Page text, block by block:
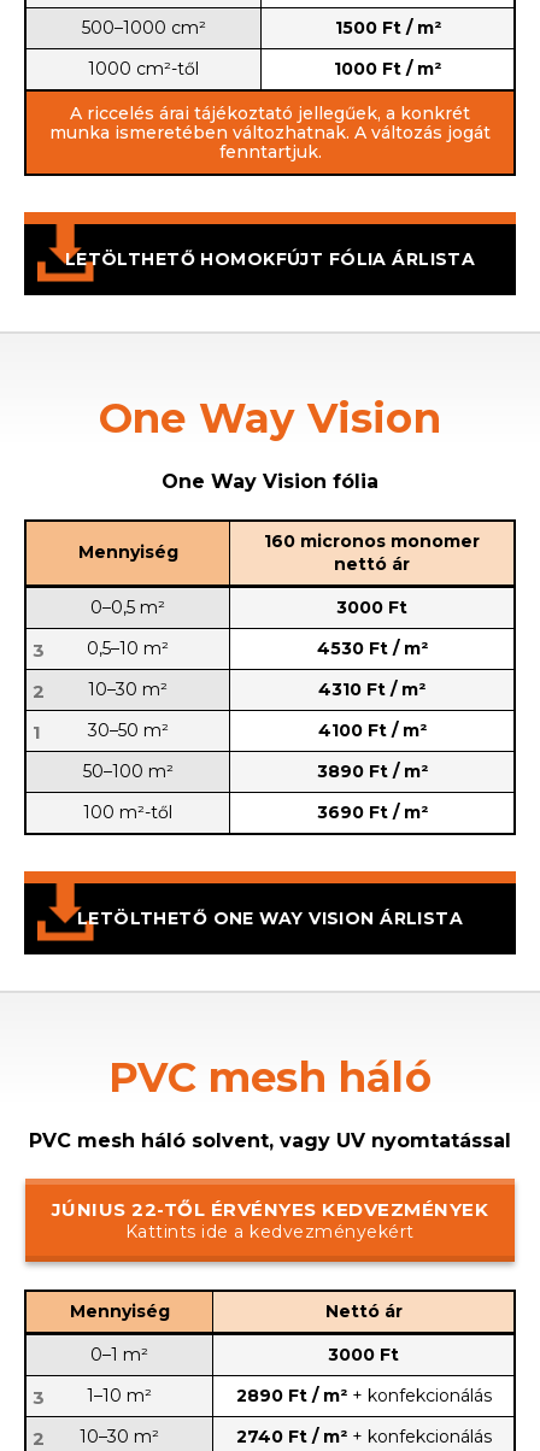
500–1000 cm²
1500 Ft / m²
1000 cm²-től
1000 Ft / m²
A riccelés árai tájékoztató jellegűek, a konkrét
munka ismeretében változhatnak. A változás jogát
fenntartjuk.
LETÖLTHETŐ HOMOKFÚJT FÓLIA ÁRLISTA
One Way Vision
One Way Vision fólia
Mennyiség
160 micronos monomer
nettó ár
0–0,5 m²
3000 Ft
3 0,5–10 m² 4530 Ft / m²
2 10–30 m² 4310 Ft / m²
1 30–50 m²
4100 Ft / m²
50–100 m²
3890 Ft / m²
100 m²-től
3690 Ft / m²
LETÖLTHETŐ ONE WAY VISION ÁRLISTA
PVC mesh háló
PVC mesh háló solvent, vagy UV nyomtatással
JÚNIUS 22-TŐL ÉRVÉNYES KEDVEZMÉNYEK
Kattints ide a kedvezményekért
Mennyiség
Nettó ár
0–1 m²
3000 Ft
3 1–10 m² 2890 Ft / m²+ konfekcionálás
2 10–30 m² 2740 Ft / m² + konfekcionálás